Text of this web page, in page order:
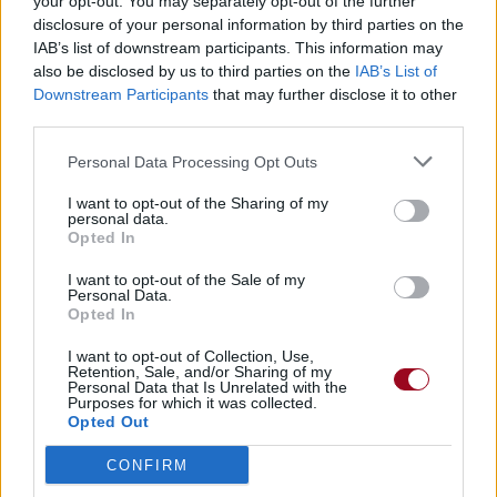
disclosure of your personal information by third parties on the
IAB’s list of downstream participants. This information may
also be disclosed by us to third parties on the IAB’s List of
Downstream Participants that may further disclose it to other
Personal Data Processing Opt Outs
I want to opt-out of the Sharing of my
personal data.
Opted In
I want to opt-out of the Sale of my
Personal Data.
Opted In
I want to opt-out of Collection, Use,
Retention, Sale, and/or Sharing of my
Personal Data that Is Unrelated with the
Purposes for which it was collected.
Opted Out
CONFIRM